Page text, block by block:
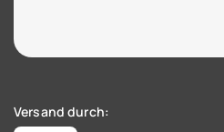
Versand durch: